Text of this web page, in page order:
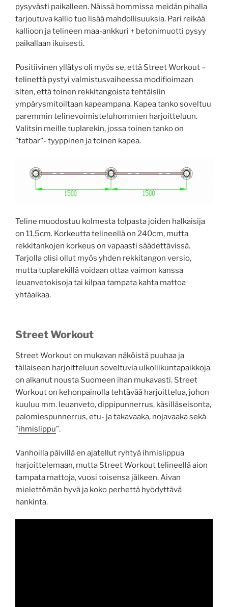
pysyvästi paikalleen. Näissä hommissa meidän pihalla
tarjoutuva kallio tuo lisää mahdollisuuksia. Pari reikää
kallioon ja telineen maa-ankkuri + betonimuotti pysyy
paikallaan ikuisesti.
Positiivinen yllätys oli myös se, että Street Workout –
telinettä pystyi valmistusvaiheessa modifioimaan
siten, että toinen rekkitangoista tehtäisiin
ympärysmitoiltaan kapeampana. Kapea tanko soveltuu
paremmin telinevoimisteluhommien harjoitteluun.
Valitsin meille tuplarekin, jossa toinen tanko on
”fatbar”- tyyppinen ja toinen kapea.
Teline muodostuu kolmesta tolpasta joiden halkaisija
on 11,5cm. Korkeutta telineellä on 240cm, mutta
rekkitankojen korkeus on vapaasti säädettävissä.
Tarjolla olisi ollut myös yhden rekkitangon versio,
mutta tuplarekillä voidaan ottaa vaimon kanssa
leuanvetokisoja tai kilpaa tampata kahta mattoa
yhtäaikaa.
Street Workout
Street Workout on mukavan näköistä puuhaa ja
tällaiseen harjoitteluun soveltuvia ulkoliikuntapaikkoja
on alkanut nousta Suomeen ihan mukavasti. Street
Workout on kehonpainolla tehtävää harjoittelua, johon
kuuluu mm. leuanveto, dippipunnerrus, käsilläseisonta,
palomiespunnerrus, etu- ja takavaaka, nojavaaka sekä
”ihmislippu”.
Vanhoilla päivillä en ajatellut ryhtyä ihmislippua
harjoittelemaan, mutta Street Workout telineellä aion
tampata mattoja, vuosi toisensa jälkeen. Aivan
mielettömän hyvä ja koko perhettä hyödyttävä
hankinta.